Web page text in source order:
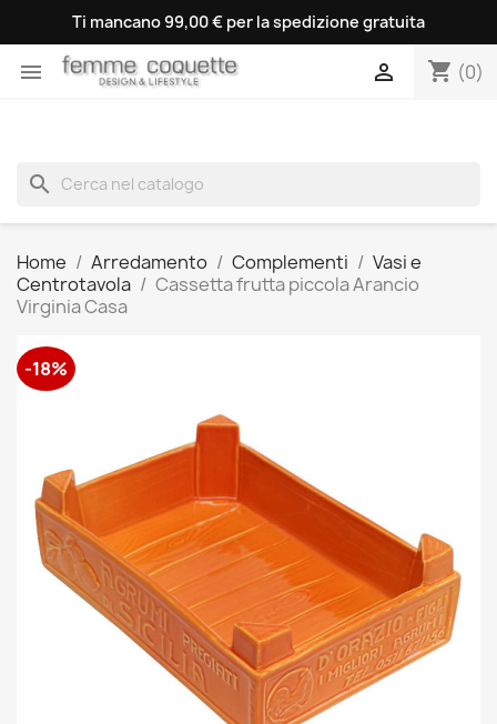
Ti mancano 99,00 € per la spedizione gratuita
 shopping_cart (0)

search
Home Arredamento Complementi
Vasi e
Centrotavola
Cassetta frutta piccola Arancio
Virginia Casa
-18%